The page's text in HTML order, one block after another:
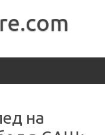
на